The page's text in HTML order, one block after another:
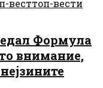
весттоп-вести
Формула
внимание,